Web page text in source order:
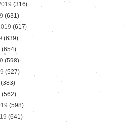
(316)
(631)
(617)
(639)
(654)
(598)
(527)
(383)
(562)
(598)
(641)